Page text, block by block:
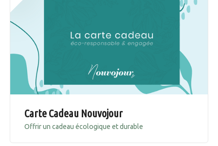
Carte Cadeau Nouvojour
Offrir un cadeau écologique et durable